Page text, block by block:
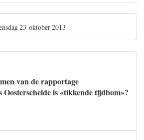
23 oktober 2013
van de rapportage
is «tikkende tijdbom»?